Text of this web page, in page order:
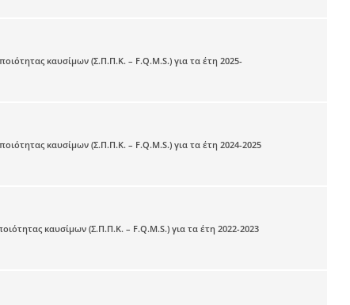
καυσίμων (Σ.Π.Π.Κ. – F.Q.M.S.) για τα έτη 2025-
καυσίμων (Σ.Π.Π.Κ. – F.Q.M.S.) για τα έτη 2024-2025
καυσίμων (Σ.Π.Π.Κ. – F.Q.M.S.) για τα έτη 2022-2023